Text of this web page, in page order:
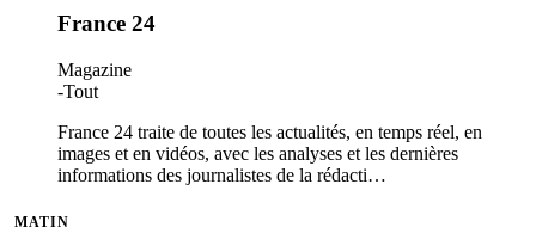
France 24
Magazine
-Tout
France 24 traite de toutes les actualités, en temps réel, en
images et en vidéos, avec les analyses et les dernières
informations des journalistes de la rédacti…
MATIN